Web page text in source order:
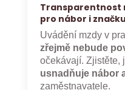
Transparentnost
pro nábor i
Uvádění mzdy v
zřejmě nebude
očekávají. Zjistěte,
usnadňuje nábor
zaměstnavatele.